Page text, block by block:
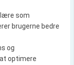
som
brugerne bedre
og
optimere